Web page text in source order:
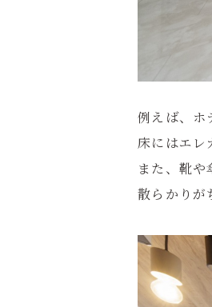
例えば、ホ
床にはエレ
また、靴
散らかりが